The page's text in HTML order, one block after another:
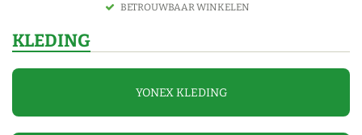
BETROUWBAAR WINKELEN
KLEDING
YONEX KLEDING